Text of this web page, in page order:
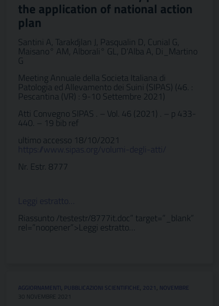
the application of national action
plan
Santini A, Tarakdjlan J, Pasqualin D, Cunial G,
Maisano° AM, Alborali° GL, D'Alba A, Di_Martino
G
Meeting Annuale della Societa Italiana di
Patologia ed Allevamento dei Suini (SIPAS) (46. :
Pescantina (VR) : 9-10 Settembre 2021)
Atti Convegno SIPAS . – Vol. 46 (2021) . – p 433-
440. – 19 bib ref
ultimo accesso 18/10/2021
https://www.sipas.org/volumi-degli-atti/
Nr. Estr. 8777
Leggi estratto…
Riassunto /testestr/8777it.doc” target=”_blank”
rel=”noopener”>Leggi estratto…
AGGIORNAMENTI, PUBBLICAZIONI SCIENTIFICHE, 2021 , NOVEMBRE
30 NOVEMBRE 2021